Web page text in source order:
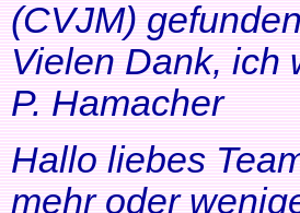
(CVJM)
Vielen Dank, ich
P. Hamacher
Hallo liebes
mehr oder